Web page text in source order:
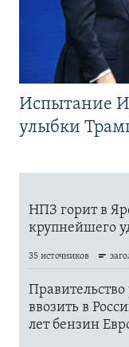
Испытание
улыбки